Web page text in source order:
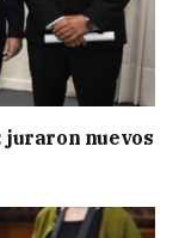
juraron nuevos